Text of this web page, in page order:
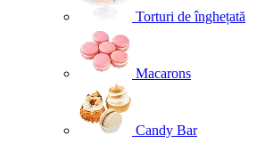
Torturi de înghețată
Macarons
Candy Bar